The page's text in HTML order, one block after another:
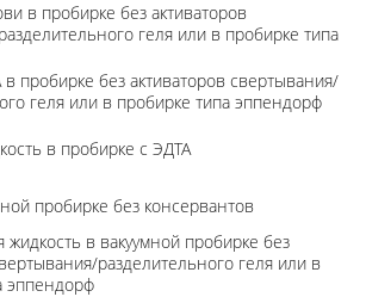
в пробирке без активаторов
геля или в пробирке типа
пробирке без активаторов свертывания/
геля или в пробирке типа эппендорф
в пробирке с ЭДТА
пробирке без консервантов
жидкость в вакуумной пробирке без
разделительного геля или в
эппендорф